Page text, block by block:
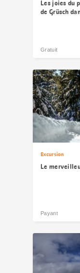
Les joies du
de Grüsch
Gratuit
Excursion
Le
Payant